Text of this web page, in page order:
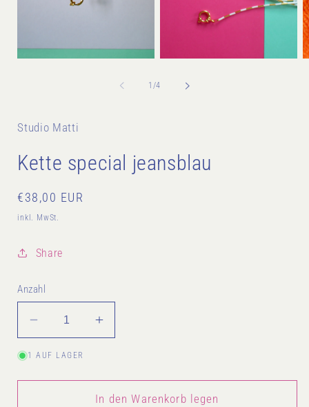
1 /von
4
Studio Matti
Kette special jeansblau
Normaler
Preis
€38,00 EUR
inkl. MwSt.
Share
Anzahl
Verringere
die
Menge
für
Erhöhe
die
für
Kette
1 AUF LAGER
In den Warenkorb legen